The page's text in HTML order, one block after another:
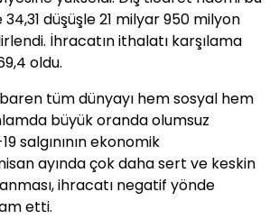
düşüşle 21 milyar 950 milyon
İhracatın ithalatı karşılama
oldu.
tüm dünyayı hem sosyal hem
büyük oranda olumsuz
salgınının ekonomik
ayında çok daha sert ve keskin
ihracatı negatif yönde
etti.